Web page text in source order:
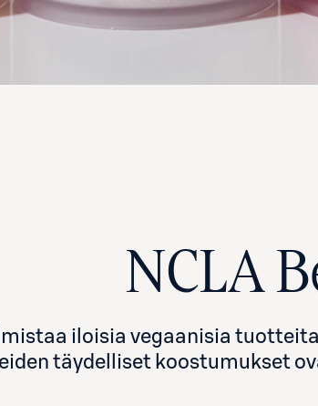
NCLA
iloisia vegaanisia
täydelliset koostumukset